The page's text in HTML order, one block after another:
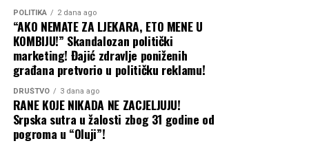
POLITIKA 2 dana ago
“AKO NEMATE ZA LJEKARA, ETO MENE U
KOMBIJU!” Skandalozan politički
marketing! Đajić zdravlje poniženih
građana pretvorio u političku reklamu!
DRUŠTVO 3 dana ago
RANE KOJE NIKADA NE ZACJELJUJU!
Srpska sutra u žalosti zbog 31 godine od
pogroma u “Oluji”!